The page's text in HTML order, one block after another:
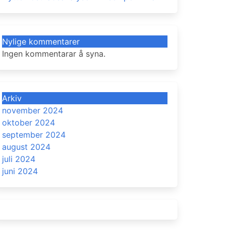
Nylige kommentarer
Ingen kommentarar å syna.
Arkiv
november 2024
oktober 2024
september 2024
august 2024
juli 2024
juni 2024